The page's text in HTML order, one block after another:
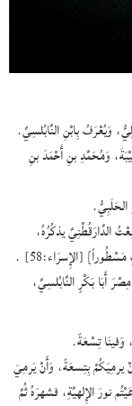
وَيُعْرَفُ بِابْنِ النَّابُلسِيِّ.
وَمُحَمَّدِ بنِ أَحْمَدَ بنِ
الدَّارَقُطْنِيَّ يذكُرُهُ،
[الإِسرَاء:58] .
أَبَا بَكْرٍ النَّابُلسِيَّ،
تِسْعَةً.
بِتِسعَةً، وَأَنْ يَرمِيَ
نورَ الإِلهيَّةِ، فشهرَهُ ثُمَّ